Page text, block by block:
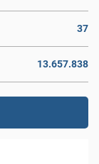
37
13.657.838